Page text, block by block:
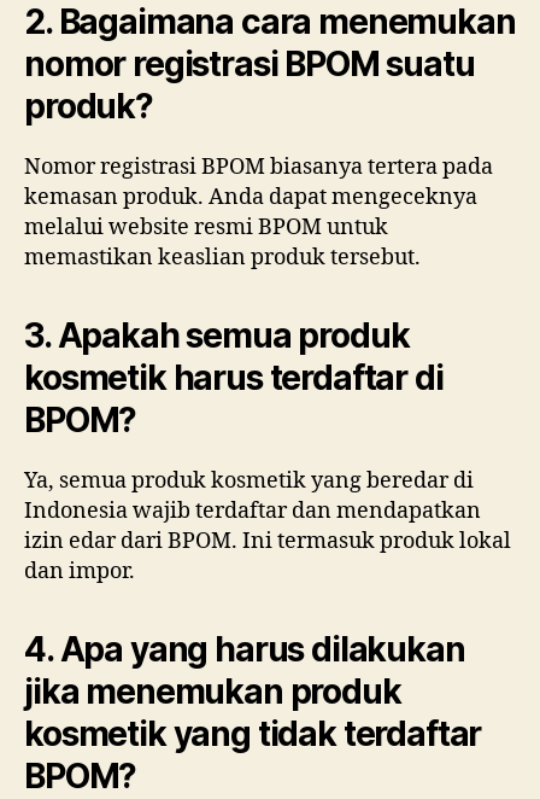
2. Bagaimana cara menemukan
nomor registrasi BPOM suatu
produk?
Nomor registrasi BPOM biasanya tertera pada
kemasan produk. Anda dapat mengeceknya
melalui website resmi BPOM untuk
memastikan keaslian produk tersebut.
3. Apakah semua produk
kosmetik harus terdaftar di
BPOM?
Ya, semua produk kosmetik yang beredar di
Indonesia wajib terdaftar dan mendapatkan
izin edar dari BPOM. Ini termasuk produk lokal
dan impor.
4. Apa yang harus dilakukan
jika menemukan produk
kosmetik yang tidak terdaftar
BPOM?